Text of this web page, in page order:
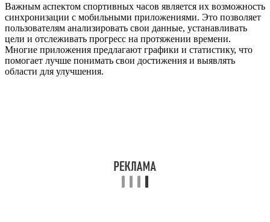
Важным аспектом спортивных часов является их возможность
синхронизации с мобильными приложениями. Это позволяет
пользователям анализировать свои данные, устанавливать
цели и отслеживать прогресс на протяжении времени.
Многие приложения предлагают графики и статистику, что
помогает лучше понимать свои достижения и выявлять
области для улучшения.